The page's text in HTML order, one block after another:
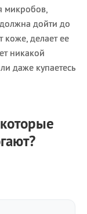
микробов,
дойти до
коже, делает ее
никакой
даже купаетесь